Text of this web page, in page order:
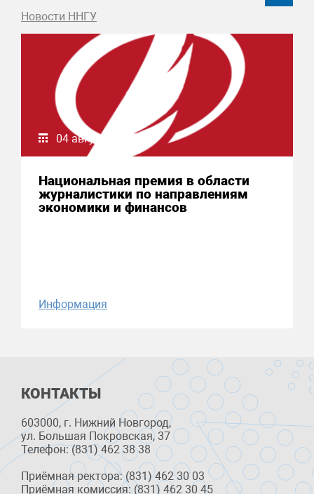
Новости ННГУ
04 августа 2026
Национальная премия в области
журналистики по направлениям
экономики и финансов
Информация
КОНТАКТЫ
603000, г. Нижний Новгород,
ул. Большая Покровская, 37
Телефон: (831) 462 38 38
Приёмная ректора: (831) 462 30 03
Приёмная комиссия: (831) 462 30 45